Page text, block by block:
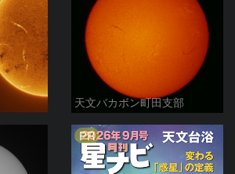
天文バカボン町田支部
PR